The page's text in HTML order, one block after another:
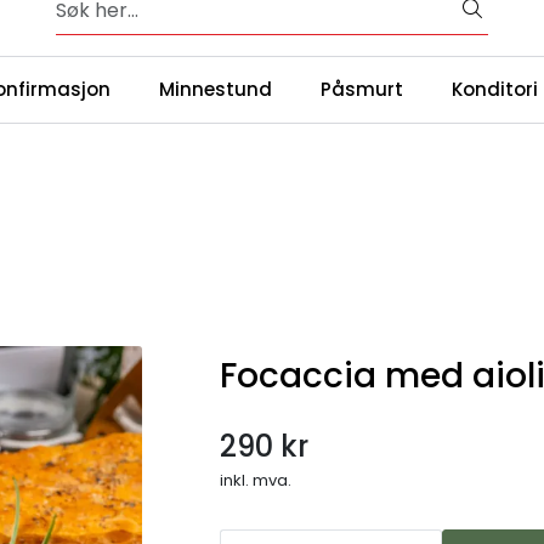
Bred og variert meny for enhver smak og anledning
Minnestund Påsmurt Konditori
Focaccia med aioli
290 kr
inkl. mva.